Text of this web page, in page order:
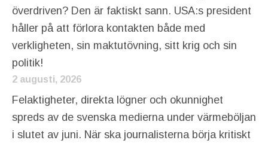
överdriven? Den är faktiskt sann. USA:s president
håller på att förlora kontakten både med
verkligheten, sin maktutövning, sitt krig och sin
politik!
2 augusti, 2026
Felaktigheter, direkta lögner och okunnighet
spreds av de svenska medierna under värmeböljan
i slutet av juni. När ska journalisterna börja kritiskt